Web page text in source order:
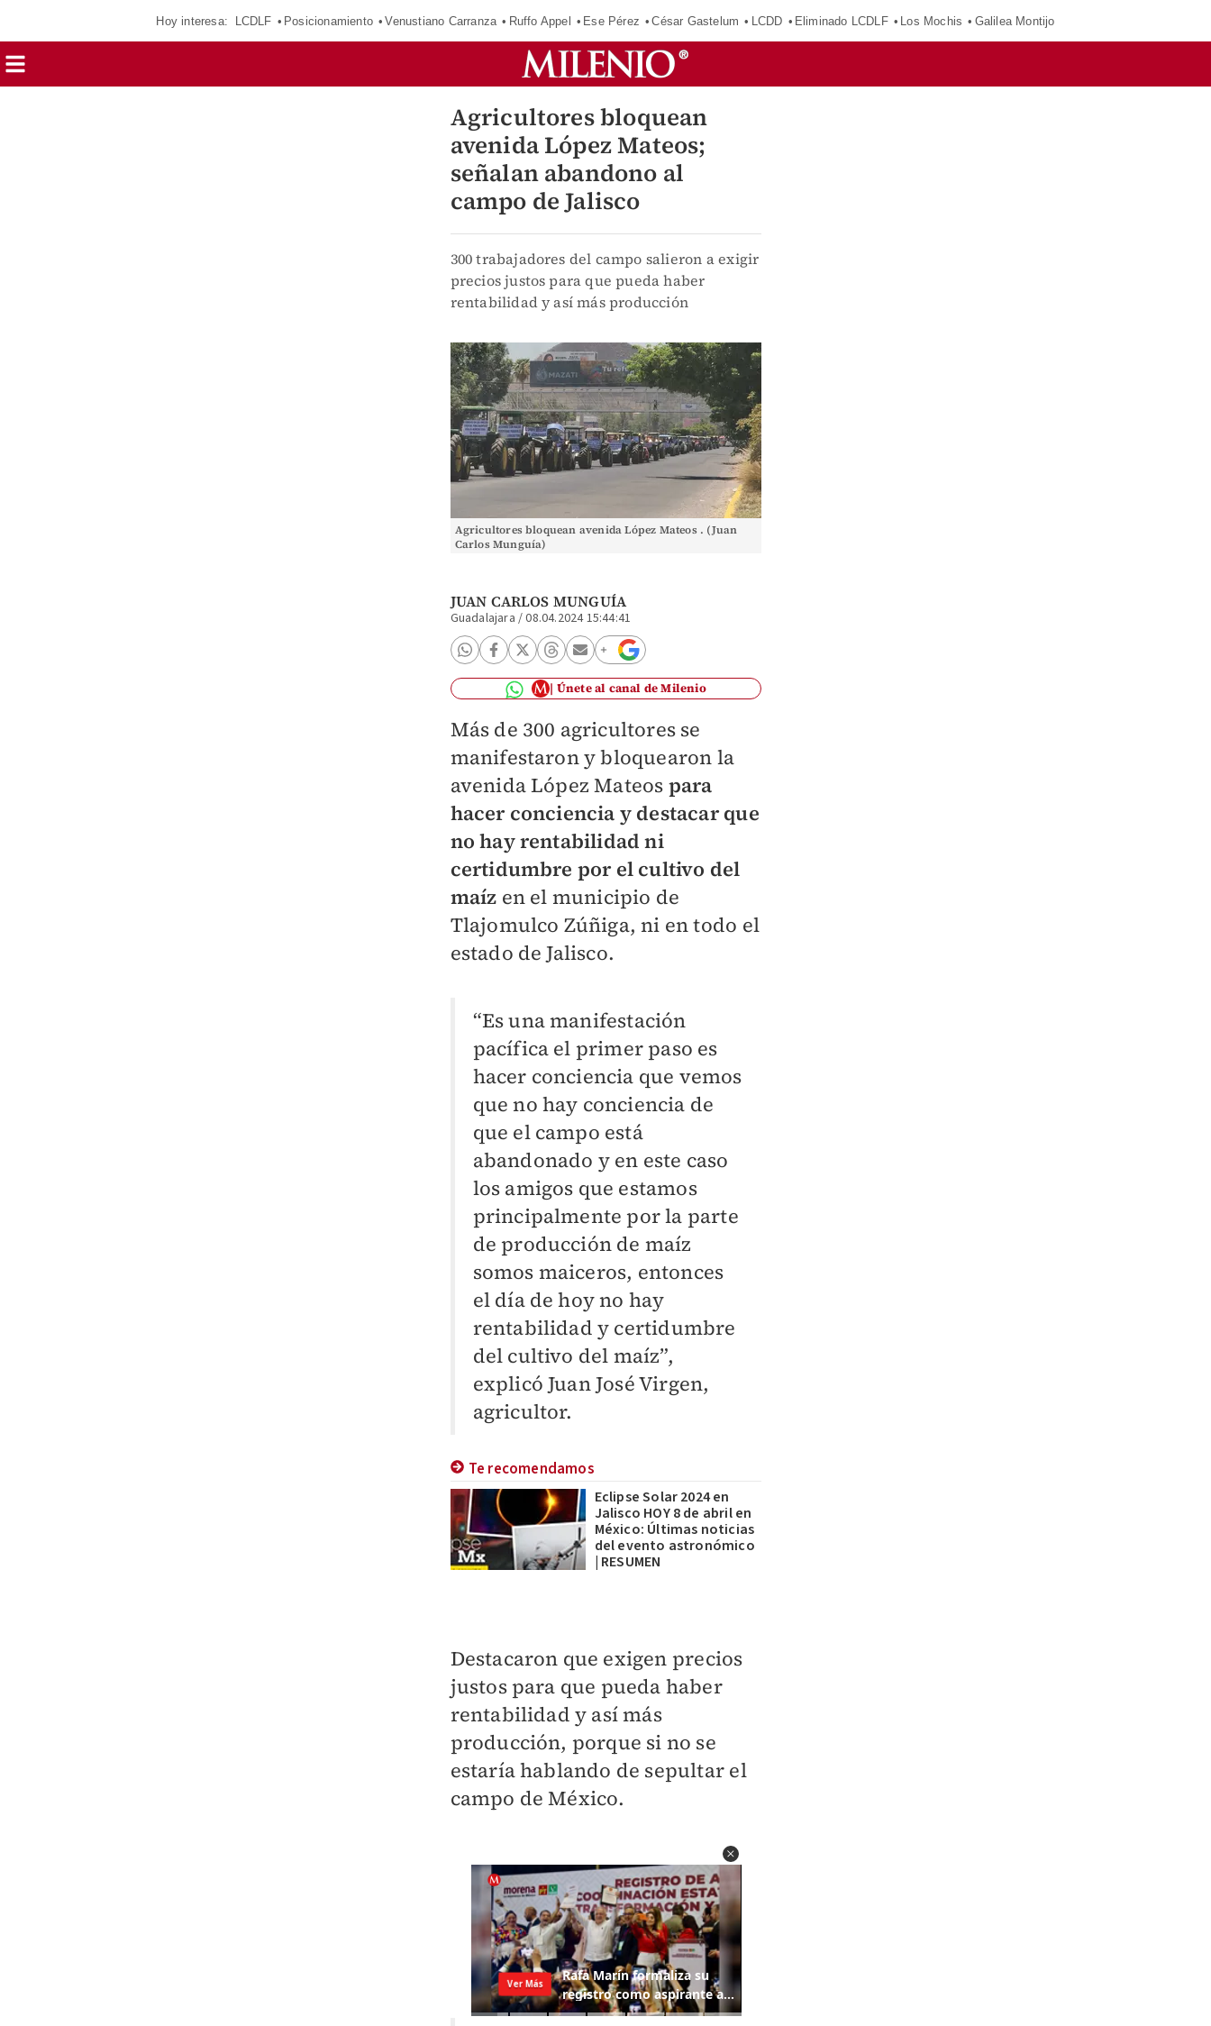
Hoy interesa: LCDLF Posicionamiento Venustiano Carranza Ruffo Appel Ese Pérez César Gastelum LCDD Eliminado LCDLF Los Mochis Galilea Montijo
Agricultores bloquean
avenida López Mateos;
señalan abandono al
campo de Jalisco
300 trabajadores del campo salieron a exigir
precios justos para que pueda haber
rentabilidad y así más producción
Agricultores bloquean avenida López Mateos . (Juan
Carlos Munguía)
JUAN CARLOS MUNGUÍA
Guadalajara /08.04.2024 15:44:41
Únete al canal de Milenio
Más de 300 agricultores se
manifestaron y bloquearon la
avenida López Mateos para
hacer conciencia y destacar que
no hay rentabilidad ni
certidumbre por el cultivo del
maíz en el municipio de
Tlajomulco Zúñiga, ni en todo el
estado de Jalisco.
“Es una manifestación
pacífica el primer paso es
hacer conciencia que vemos
que no hay conciencia de
que el campo está
abandonado y en este caso
los amigos que estamos
principalmente por la parte
de producción de maíz
somos maiceros, entonces
el día de hoy no hay
rentabilidad y certidumbre
del cultivo del maíz”,
explicó Juan José Virgen,
agricultor.
Te recomendamos
Eclipse Solar 2024 en
Jalisco HOY 8 de abril en
México: Últimas noticias
del evento astronómico
| RESUMEN
Destacaron que exigen precios
justos para que pueda haber
rentabilidad y así más
producción, porque si no se
estaría hablando de sepultar el
campo de México.